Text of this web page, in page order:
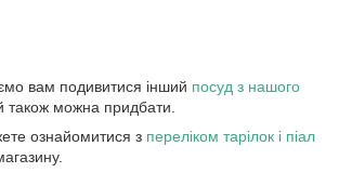
вам подивитися інший посуд з нашого
також можна придбати.
ознайомитися з переліком тарілок і піал